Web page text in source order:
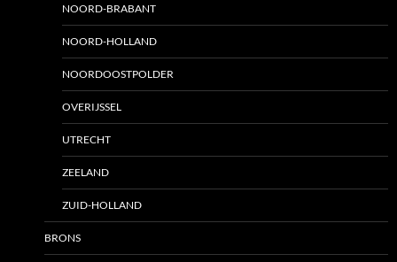
NOORD-BRABANT
NOORD-HOLLAND
NOORDOOSTPOLDER
OVERIJSSEL
UTRECHT
ZEELAND
ZUID-HOLLAND
BRONS